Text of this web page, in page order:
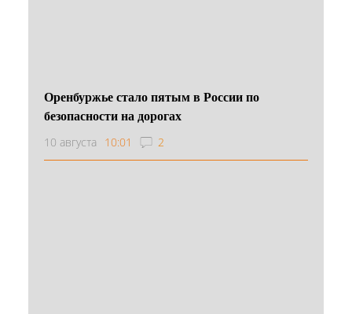
Оренбуржье стало пятым в России по
безопасности на дорогах
10 августа 10:01 2